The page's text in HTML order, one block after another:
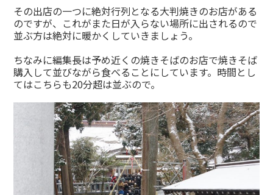
その出店の一つに絶対行列となる大判焼きのお店がある
のですが、これがまた日が入らない場所に出されるので
並ぶ方は絶対に暖かくしていきましょう。
ちなみに編集長は予め近くの焼きそばのお店で焼きそば
購入して並びながら食べることにしています。時間とし
てはこちらも20分超は並ぶので。